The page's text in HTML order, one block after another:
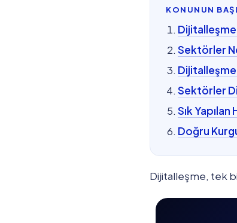
KONUNUN
Sektörler
Sektörler
Sık
Doğru
Dijitalleşme, tek